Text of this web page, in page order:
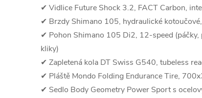
✔ Vidlice Future Shock 3.2, FACT Carbon,
✔ Brzdy Shimano 105, hydraulické
✔ Pohon Shimano 105 Di2, 12-speed (páčky,
kliky)
✔ Zapletená kola DT Swiss G540, tubeless
✔ Pláště Mondo Folding Endurance Tire,
✔ Sedlo Body Geometry Power Sport s